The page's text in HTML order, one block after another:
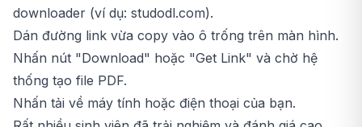
downloader (ví dụ: studodl.com).
Dán đường link vừa copy vào ô trống trên màn hình.
Nhấn nút "Download" hoặc "Get Link" và chờ hệ
thống tạo file PDF.
Nhấn tải về máy tính hoặc điện thoại của bạn.